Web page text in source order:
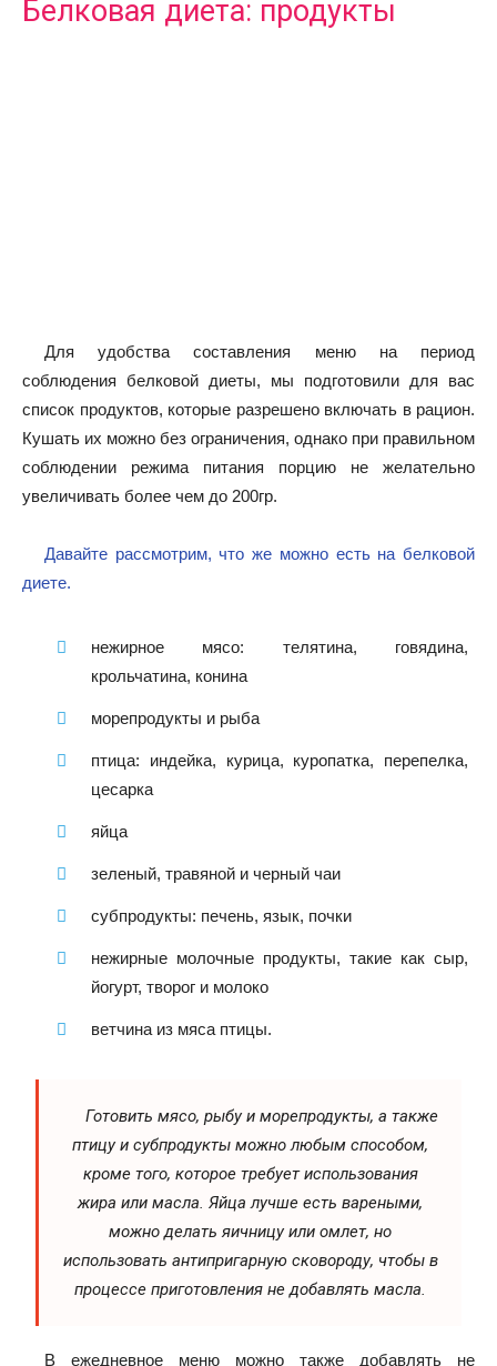
Белковая диета: продукты
Для удобства составления меню на период
соблюдения белковой диеты, мы подготовили для вас
список продуктов, которые разрешено включать в рацион.
Кушать их можно без ограничения, однако при правильном
соблюдении режима питания порцию не желательно
увеличивать более чем до 200гр.
Давайте рассмотрим, что же можно есть на белковой
диете.
нежирное мясо: телятина, говядина,
крольчатина, конина
морепродукты и рыба
птица: индейка, курица, куропатка, перепелка,
цесарка
яйца
зеленый, травяной и черный чаи
субпродукты: печень, язык, почки
нежирные молочные продукты, такие как сыр,
йогурт, творог и молоко
ветчина из мяса птицы.
Готовить мясо, рыбу и морепродукты, а также
птицу и субпродукты можно любым способом,
кроме того, которое требует использования
жира или масла. Яйца лучше есть вареными,
можно делать яичницу или омлет, но
использовать антипригарную сковороду, чтобы в
процессе приготовления не добавлять масла.
В ежедневное меню можно также добавлять не